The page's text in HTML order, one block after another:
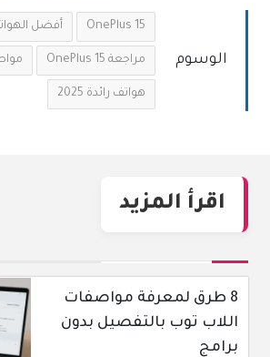
الوسوم
OnePlus 15 أفضل الهواتف
مراجعة OnePlus 15
هواتف رائدة 2025
اقرأ المزيد
8 طرق لمعرفة مواصفات
اللاب توب بالتفصيل بدون
برامج